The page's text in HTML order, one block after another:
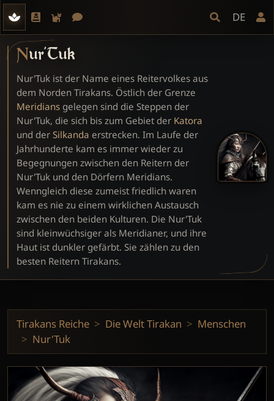
DE
Nur'Tuk
Nur'Tuk ist der Name eines Reitervolkes aus
dem Norden Tirakans. Östlich der Grenze
Meridiansgelegen sind die Steppen der
Nur'Tuk, die sich bis zum Gebiet der Katora
und der Silkanda erstrecken. Im Laufe der
Jahrhunderte kam es immer wieder zu
Begegnungen zwischen den Reitern der
Nur'Tuk und den Dörfern Meridians.
Wenngleich diese zumeist friedlich waren
kam es nie zu einem wirklichen Austausch
zwischen den beiden Kulturen. Die Nur'Tuk
sind kleinwüchsiger als Meridianer, und ihre
Haut ist dunkler gefärbt. Sie zählen zu den
besten Reitern Tirakans.
Tirakans Reiche Die Welt Tirakan
Menschen
Nur'Tuk